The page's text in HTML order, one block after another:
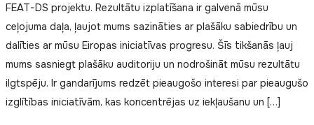
FEAT-DS projektu. Rezultātu izplatīšana ir galvenā mūsu
ceļojuma daļa, ļaujot mums sazināties ar plašāku sabiedrību un
dalīties ar mūsu Eiropas iniciatīvas progresu. Šīs tikšanās ļauj
mums sasniegt plašāku auditoriju un nodrošināt mūsu rezultātu
ilgtspēju. Ir gandarījums redzēt pieaugošo interesi par pieaugušo
izglītības iniciatīvām, kas koncentrējas uz iekļaušanu un […]